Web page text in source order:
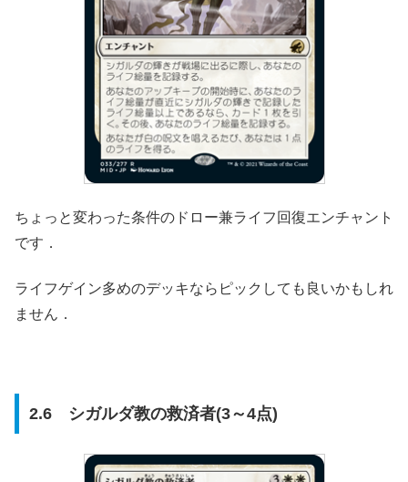
ちょっと変わった条件のドロー兼ライフ回復エンチャント
です．
ライフゲイン多めのデッキならピックしても良いかもしれ
ません．
2.6 シガルダ教の救済者(3～4点)